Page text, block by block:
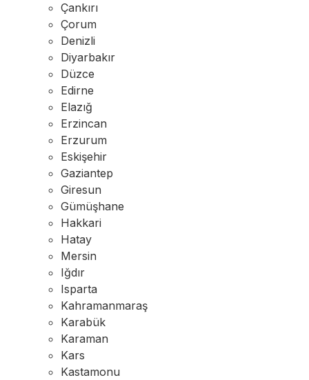
Çankırı
Çorum
Denizli
Diyarbakır
Düzce
Edirne
Elazığ
Erzincan
Erzurum
Eskişehir
Gaziantep
Giresun
Gümüşhane
Hakkari
Hatay
Mersin
Iğdır
Isparta
Kahramanmaraş
Karabük
Karaman
Kars
Kastamonu